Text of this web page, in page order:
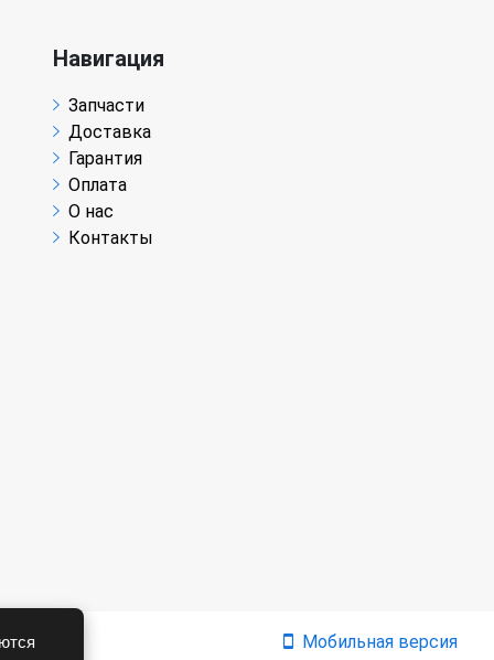
Навигация
Запчасти
Доставка
Гарантия
Оплата
О нас
Контакты
Мобильная версия